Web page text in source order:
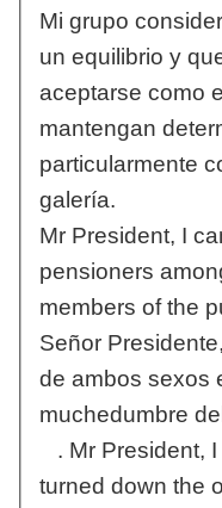
Mi grupo
un equilibrio y
aceptarse como
mantengan
particularmente
galería.
Mr President, I
pensioners
members of the
Señor
de ambos sexos
muchedumbre
. Mr President,
turned down the